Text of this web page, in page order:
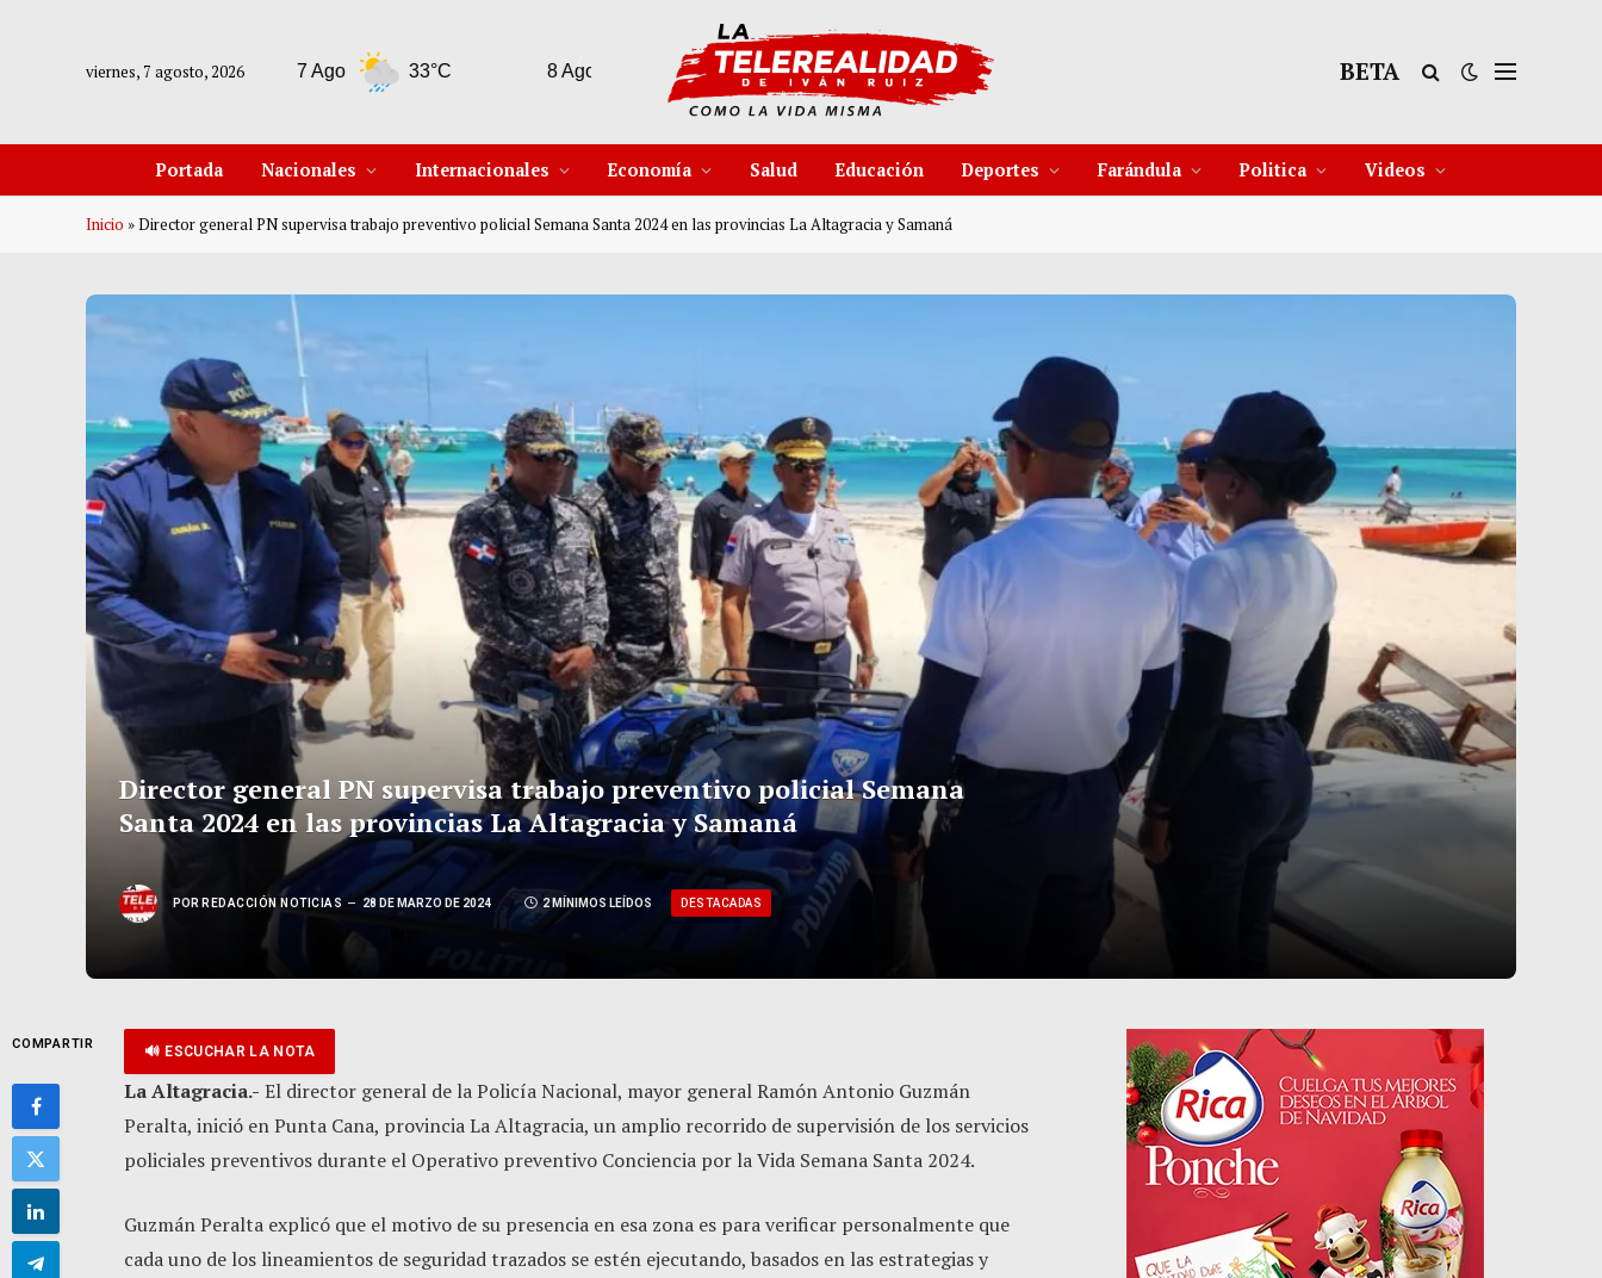
viernes, 7 agosto, 2026
7 Ago 33°C 31°C 9 Ago 32°C 10 Ago 31°C 12 Ago
BETA
Portada Nacionales Internacionales Economía Salud Educación Deportes Farándula Politica Videos
Inicio »Director general PN supervisa trabajo preventivo policial Semana Santa 2024 en las provincias La Altagracia y Samaná
Director general PN supervisa trabajo preventivo policial Semana
Santa 2024 en las provincias La Altagracia y Samaná
POR REDACCIÓN NOTICIAS 28 DE MARZO DE 2024 2 MÍNIMOS LEÍDOS DESTACADAS
COMPARTIR 🔊 ESCUCHAR LA NOTA
La Altagracia.- El director general de la Policía Nacional, mayor general Ramón Antonio Guzmán
Peralta, inició en Punta Cana, provincia La Altagracia, un amplio recorrido de supervisión de los servicios
policiales preventivos durante el Operativo preventivo Conciencia por la Vida Semana Santa 2024.
Guzmán Peralta explicó que el motivo de su presencia en esa zona es para verificar personalmente que
cada uno de los lineamientos de seguridad trazados se estén ejecutando, basados en las estrategias y